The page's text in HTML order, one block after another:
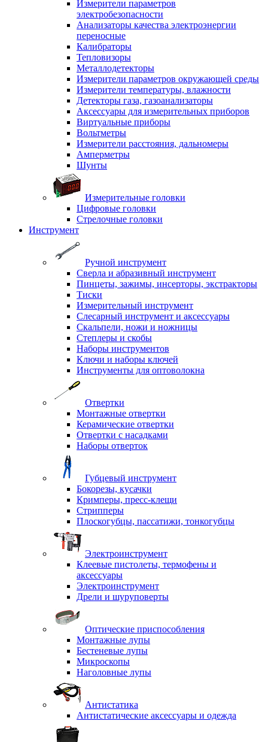
Измерители параметров
электробезопасности
Анализаторы качества электроэнергии
переносные
Калибраторы
Тепловизоры
Металлодетекторы
Измерители параметров окружающей среды
Измерители температуры, влажности
Детекторы газа, газоанализаторы
Аксессуары для измерительных приборов
Виртуальные приборы
Вольтметры
Измерители расстояния, дальномеры
Амперметры
Шунты
Измерительные головки
Цифровые головки
Стрелочные головки
Инструмент
Ручной инструмент
Сверла и абразивный инструмент
Пинцеты, зажимы, инсерторы, экстракторы
Тиски
Измерительный инструмент
Слесарный инструмент и аксессуары
Скальпели, ножи и ножницы
Степлеры и скобы
Наборы инструментов
Ключи и наборы ключей
Инструменты для оптоволокна
Отвертки
Монтажные отвертки
Керамические отвертки
Отвертки с насадками
Наборы отверток
Губцевый инструмент
Бокорезы, кусачки
Кримперы, пресс-клещи
Стрипперы
Плоскогубцы, пассатижи, тонкогубцы
Электроинструмент
Клеевые пистолеты, термофены и
аксессуары
Электроинструмент
Дрели и шуруповерты
Оптические приспособления
Монтажные лупы
Бестеневые лупы
Микроскопы
Наголовные лупы
Антистатика
Антистатические аксессуары и одежда